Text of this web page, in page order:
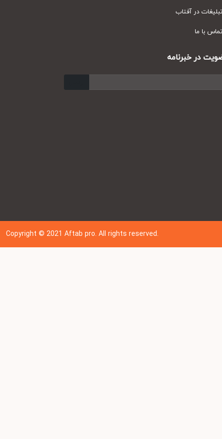
در آفتاب
با ما
در خبرنامه
Copyright © 202 1Aftab pro. All rights reserved.